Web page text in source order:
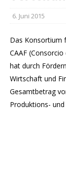
6. Juni 2015
Das Konsortium
CAAF
hat durch
Wirtschaft und
Gesamtbetrag
Produktions-